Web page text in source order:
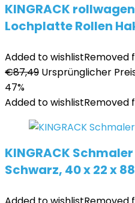
KINGRACK
Lochplatte Rollen
Added to wishlistRemoved
€87,49 Ursprünglicher
47%
Added to wishlistRemoved
KINGRACK
Schwarz, 40 x 22 x